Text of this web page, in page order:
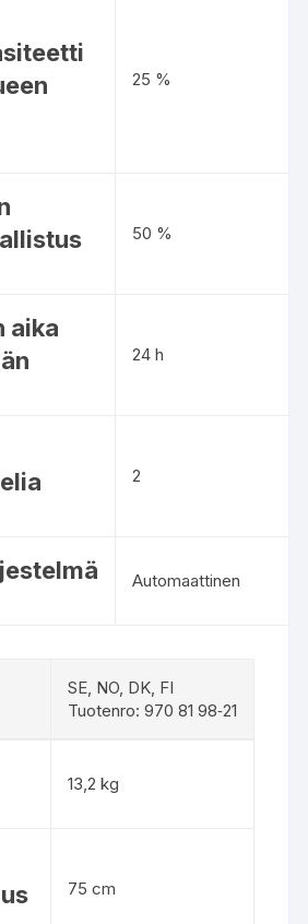
25 %
50 %
aika
24 h
2
Automaattinen
SE, NO, DK, FI
Tuotenro: 970 81 98‑21
13,2 kg
75 cm